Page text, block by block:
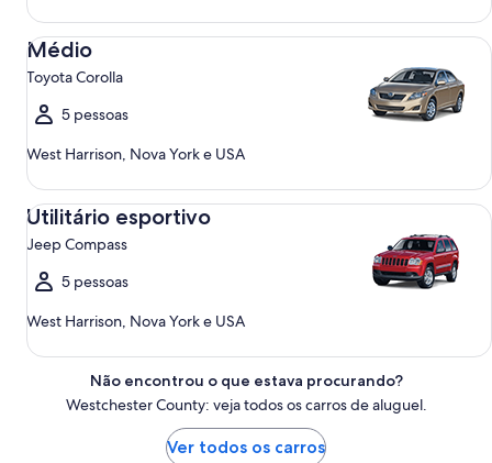
Médio
Toyota Corolla
5 pessoas
West Harrison, Nova York e USA
Médio Toyota Corolla
Utilitário esportivo
Jeep Compass
5 pessoas
West Harrison, Nova York e USA
Utilitário esportivo Jeep Compass
Não encontrou o que estava procurando?
Westchester County: veja todos os carros de aluguel.
Ver todos os carros